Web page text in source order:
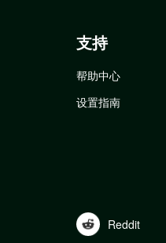
支持
帮助中心
设置指南
Reddit